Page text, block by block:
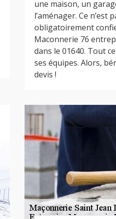
une maison, un
l’aménager. Ce
obligatoirement
Maconnerie 76
dans le 01640. Tout
ses équipes. Alors,
devis !